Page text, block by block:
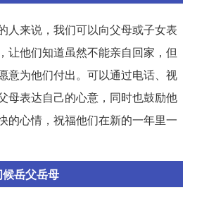
人来说，我们可以向父母或子女表
让他们知道虽然不能亲自回家，但
意为他们付出。可以通过电话、视
母表达自己的心意，同时也鼓励他
的心情，祝福他们在新的一年里一
岳父岳母